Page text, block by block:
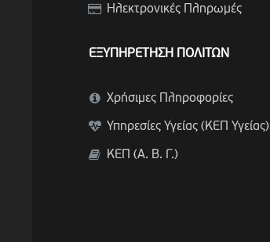
Ηλεκτρονικές Πληρωμές
ΕΞΥΠΗΡΕΤΗΣΗ ΠΟΛΙΤΩΝ
Χρήσιμες Πληροφορίες
Υπηρεσίες Υγείας (ΚΕΠ Υγείας)
ΚΕΠ (Α. Β. Γ.)